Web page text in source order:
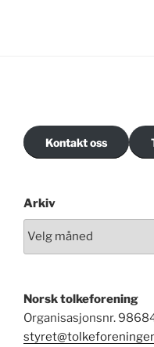
Kontakt oss
Arkiv
Norsk tolkeforening
Organisasjonsnr.